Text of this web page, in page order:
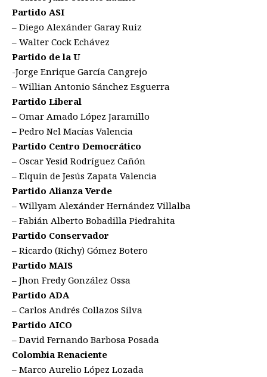
Partido ASI
– Diego Alexánder Garay Ruiz
– Walter Cock Echávez
Partido de la U
-Jorge Enrique García Cangrejo
– Willian Antonio Sánchez Esguerra
Partido Liberal
– Omar Amado López Jaramillo
– Pedro Nel Macías Valencia
Partido Centro Democrático
– Oscar Yesid Rodríguez Cañón
– Elquin de Jesús Zapata Valencia
Partido Alianza Verde
– Willyam Alexánder Hernández Villalba
– Fabián Alberto Bobadilla Piedrahita
Partido Conservador
– Ricardo (Richy) Gómez Botero
Partido MAIS
– Jhon Fredy González Ossa
Partido ADA
– Carlos Andrés Collazos Silva
Partido AICO
– David Fernando Barbosa Posada
Colombia Renaciente
– Marco Aurelio López Lozada